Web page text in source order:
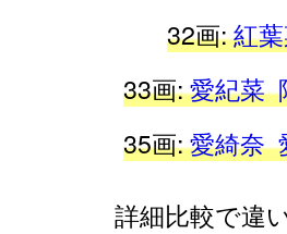
32画:紅
33画:愛紀菜
35画:愛綺奈
詳細比較で違